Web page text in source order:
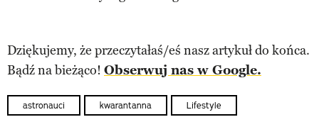
Dziękujemy, że przeczytałaś/eś nasz artykuł do końca.
Bądź na bieżąco! Obserwuj nas w Google.
astronauci kwarantanna Lifestyle